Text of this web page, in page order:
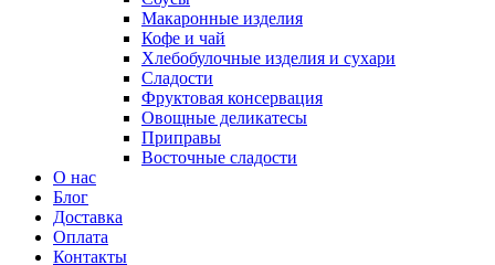
Макаронные изделия
Кофе и чай
Хлебобулочные изделия и сухари
Сладости
Фруктовая консервация
Овощные деликатесы
Приправы
Восточные сладости
О нас
Блог
Доставка
Оплата
Контакты